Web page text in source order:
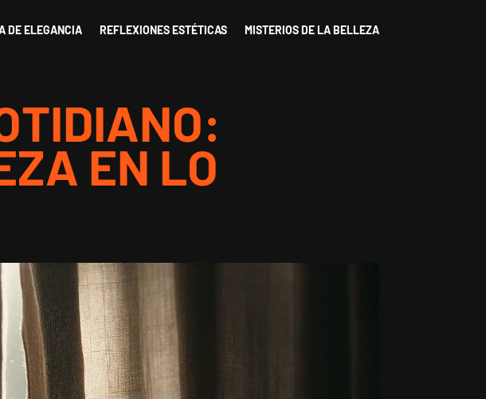
DE ELEGANCIA REFLEXIONES ESTÉTICAS MISTERIOS DE LA BELLEZA
EN LO